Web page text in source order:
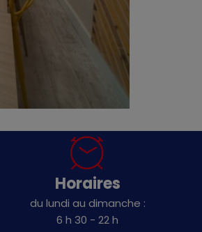
Horaires
du lundi au dimanche :
6 h 30 - 22 h